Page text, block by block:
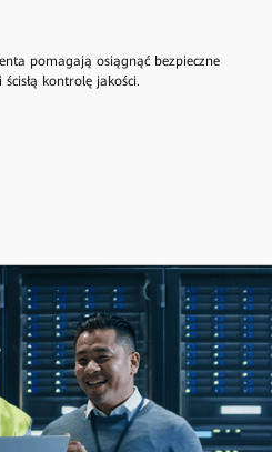
pomagają osiągnąć bezpieczne
kontrolę jakości.